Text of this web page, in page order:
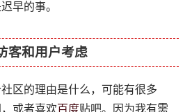
早的事。
客和用户考虑
区的理由是什么，可能有很多
，或者喜欢百度贴吧。因为我有需